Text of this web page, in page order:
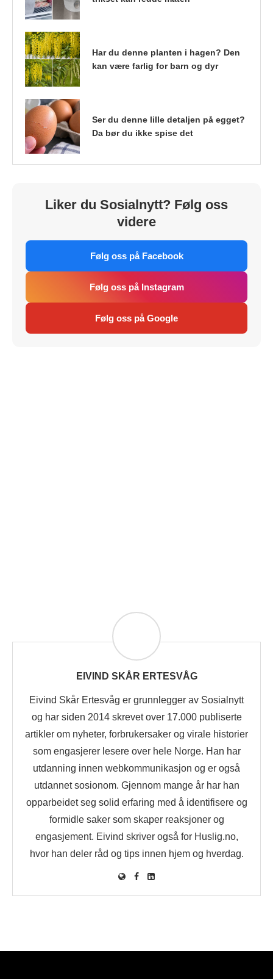
Har du denne planten i hagen? Den
kan være farlig for barn og dyr
Ser du denne lille detaljen på egget?
Da bør du ikke spise det
Liker du Sosialnytt? Følg oss
videre
Følg oss på Facebook
Følg oss på Instagram
Følg oss på Google
EIVIND SKÅR ERTESVÅG
Eivind Skår Ertesvåg er grunnlegger av Sosialnytt
og har siden 2014 skrevet over 17.000 publiserte
artikler om nyheter, forbrukersaker og virale historier
som engasjerer lesere over hele Norge. Han har
utdanning innen webkommunikasjon og er også
utdannet sosionom. Gjennom mange år har han
opparbeidet seg solid erfaring med å identifisere og
formidle saker som skaper reaksjoner og
engasjement. Eivind skriver også for Huslig.no,
hvor han deler råd og tips innen hjem og hverdag.